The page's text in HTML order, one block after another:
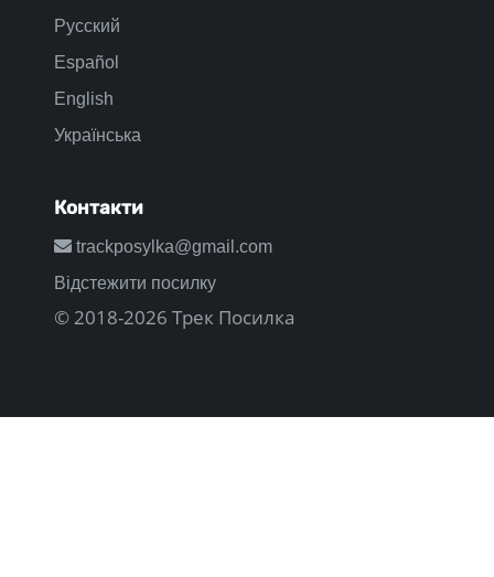
Русский
Español
English
Українська
Контакти
trackposylka@gmail.com
Відстежити посилку
© 2018-2026 Трек Посилка